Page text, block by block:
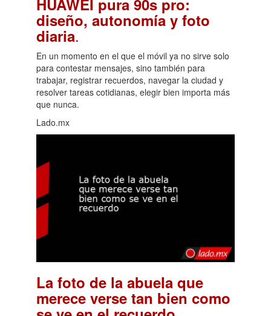
HUAWEI pura 90s pro:
diseño, autonomía y foto
diaria.
En un momento en el que el móvil ya no sirve solo
para contestar mensajes, sino también para
trabajar, registrar recuerdos, navegar la ciudad y
resolver tareas cotidianas, elegir bien importa más
que nunca.
Lado.mx
La foto de la abuela que
merece verse tan bien como